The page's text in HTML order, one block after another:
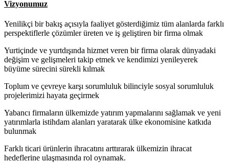
Vizyonumuz
Yenilikçi bir bakış açısıyla faaliyet gösterdiğimiz tüm alanlarda farklı
perspektiflerle çözümler üreten ve iş geliştiren bir firma olmak
Yurtiçinde ve yurtdışında hizmet veren bir firma olarak dünyadaki
değişim ve gelişmeleri takip etmek ve kendimizi yenileyerek
büyüme sürecini sürekli kılmak
Toplum ve çevreye karşı sorumluluk bilinciyle sosyal sorumluluk
projelerimizi hayata geçirmek
Yabancı firmaların ülkemizde yatırım yapmalarını sağlamak ve yeni
yatırımlarla istihdam alanları yaratarak ülke ekonomisine katkıda
bulunmak
Farklı ticari ürünlerin ihracatını arttırarak ülkemizin ihracat
hedeflerine ulaşmasında rol oynamak.